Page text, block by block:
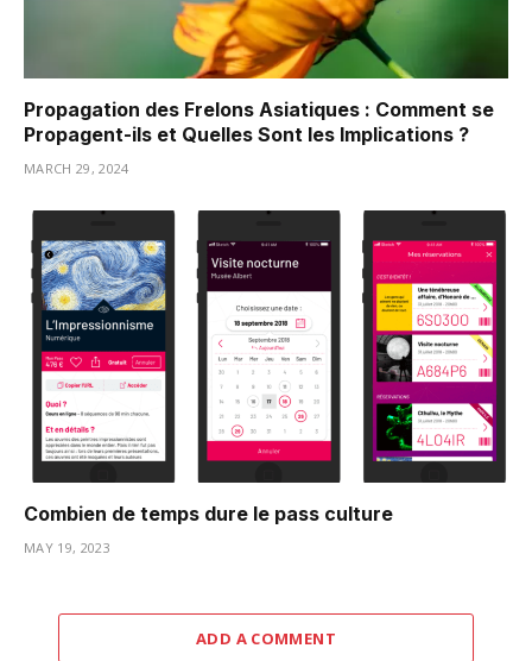
Propagation des Frelons Asiatiques : Comment se
Propagent-ils et Quelles Sont les Implications ?
MARCH 29, 2024
Combien de temps dure le pass culture
MAY 19, 2023
ADD A COMMENT